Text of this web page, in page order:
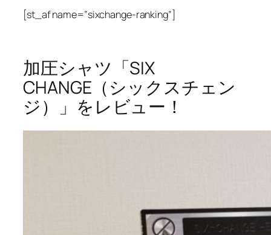
[st_af name=”sixchange-ranking”]
加圧シャツ「SIX
CHANGE（シックスチェン
ジ）」をレビュー！